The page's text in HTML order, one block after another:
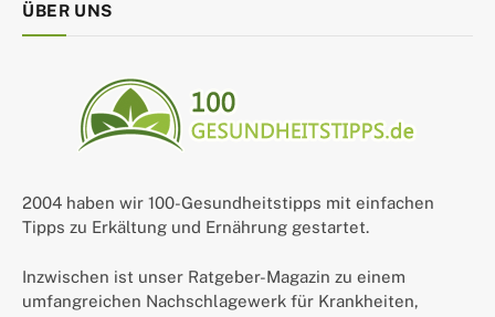
ÜBER UNS
2004 haben wir 100-Gesundheitstipps mit einfachen
Tipps zu Erkältung und Ernährung gestartet.
Inzwischen ist unser Ratgeber-Magazin zu einem
umfangreichen Nachschlagewerk für Krankheiten,